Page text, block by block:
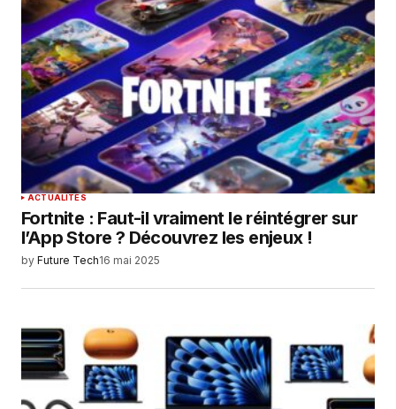
ACTUALITÉS
Fortnite : Faut-il vraiment le réintégrer sur
l’App Store ? Découvrez les enjeux !
by Future Tech16 mai 2025